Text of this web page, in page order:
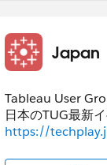
Japan
Tableau User
日本のTUG最新
https://